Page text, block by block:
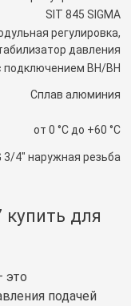
SIT 845 SIGMA
регулировка,
давления
подключением ВН/ВН
Сплав алюминия
от 0 °C до +60 °C
3/4" наружная резьба
купить для
это
подачей